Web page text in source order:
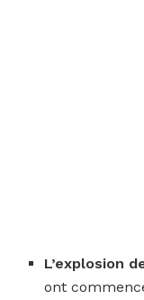
L’explosion
ont